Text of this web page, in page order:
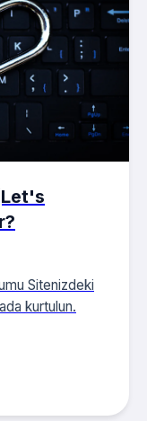
Sitenizdeki
kurtulun.